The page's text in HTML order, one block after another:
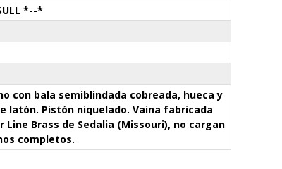
*--*
con bala semiblindada cobreada, hueca y
latón. Pistón niquelado. Vaina fabricada
Line Brass de Sedalia (Missouri), no cargan
completos.